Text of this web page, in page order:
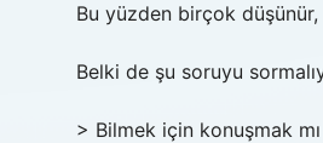
Bu yüzden birçok düşünür,
Belki de şu soruyu
> Bilmek için konuşmak